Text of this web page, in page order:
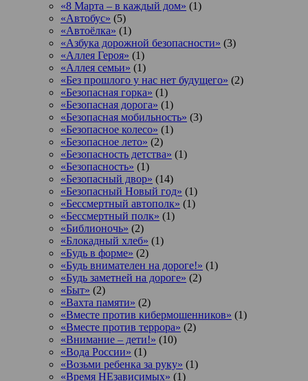
«8 Марта – в каждый дом» (1)
«Автобус» (5)
«Автоёлка» (1)
«Азбука дорожной безопасности» (3)
«Аллея Героя» (1)
«Аллея семьи» (1)
«Без прошлого у нас нет будущего» (2)
«Безопасная горка» (1)
«Безопасная дорога» (1)
«Безопасная мобильность» (3)
«Безопасное колесо» (1)
«Безопасное лето» (2)
«Безопасность детства» (1)
«Безопасность» (1)
«Безопасный двор» (14)
«Безопасный Новый год» (1)
«Бессмертный автополк» (1)
«Бессмертный полк» (1)
«Библионочь» (2)
«Блокадный хлеб» (1)
«Будь в форме» (2)
«Будь внимателен на дороге!» (1)
«Будь заметней на дороге» (2)
«Быт» (2)
«Вахта памяти» (2)
«Вместе против кибермошенников» (1)
«Вместе против террора» (2)
«Внимание – дети!» (10)
«Вода России» (1)
«Возьми ребенка за руку» (1)
«Время НЕзависимых» (1)